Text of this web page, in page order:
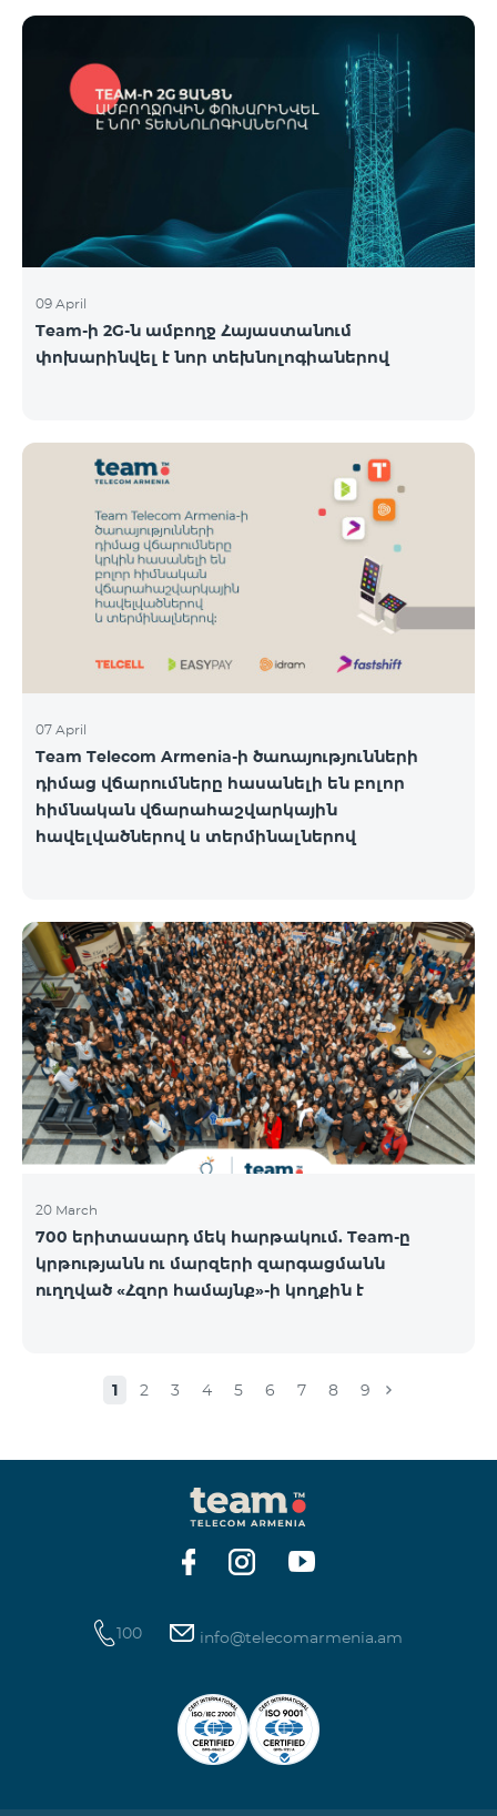
09 April
Team-ի 2G-ն ամբողջ Հայաստանում
փոխարինվել է նոր տեխնոլոգիաներով
07 April
Team Telecom Armenia-ի ծառայությունների
դիմաց վճարումները հասանելի են բոլոր
հիմնական վճարահաշվարկային
հավելվածներով և տերմինալներով
20 March
700 երիտասարդ մեկ հարթակում. Team-ը
կրթությանն ու մարզերի զարգացմանն
ուղղված «Հզոր համայնք»-ի կողքին է
1 2 3 4 5 6 7 8 9
100 info@telecomarmenia.am